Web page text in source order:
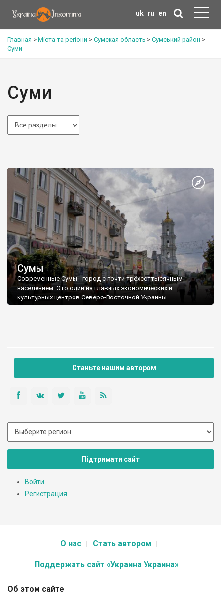
uk ru en
Главная > Міста та регіони > Сумская область > Сумський район >
Суми
Суми
Сумы
Современные Сумы - город с почти трёхсоттысячным
населением. Это один из главных экономических и
культурных центров Северо-Восточной Украины.
Станьте нашим автором
Підтримати сайт
Войти
Регистрация
О нас Стать автором
Поддержать сайт «Украина Украина»
Об этом сайте